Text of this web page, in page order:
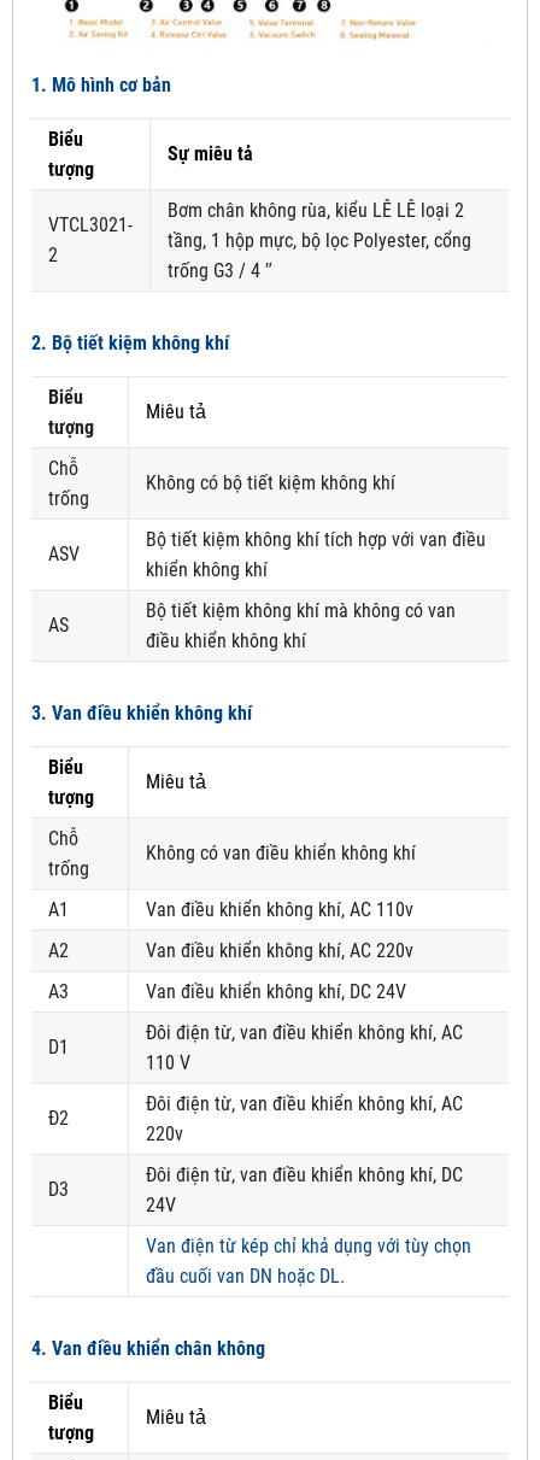
1. Mô hình cơ bản
Biểu
tượng
Sự miêu tả
VTCL3021-
2
Bơm chân không rùa, kiểu LÊ LÊ loại 2
tầng, 1 hộp mực, bộ lọc Polyester, cổng
trống G3 / 4 ″
2. Bộ tiết kiệm không khí
Biểu
tượng
Miêu tả
Chỗ
trống
Không có bộ tiết kiệm không khí
ASV
Bộ tiết kiệm không khí tích hợp với van điều
khiển không khí
AS
Bộ tiết kiệm không khí mà không có van
điều khiển không khí
3. Van điều khiển không khí
Biểu
tượng
Miêu tả
Chỗ
trống
Không có van điều khiển không khí
A1
Van điều khiển không khí, AC 110v
A2
Van điều khiển không khí, AC 220v
A3
Van điều khiển không khí, DC 24V
D1
Đôi điện từ, van điều khiển không khí, AC
110 V
Đ2
Đôi điện từ, van điều khiển không khí, AC
220v
D3
Đôi điện từ, van điều khiển không khí, DC
24V
Van điện từ kép chỉ khả dụng với tùy chọn
đầu cuối van DN hoặc DL.
4. Van điều khiển chân không
Biểu
tượng
Miêu tả